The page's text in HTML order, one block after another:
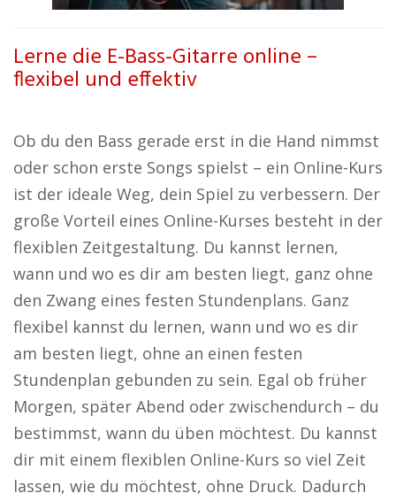
Lerne die E-Bass-Gitarre online –
flexibel und effektiv
Ob du den Bass gerade erst in die Hand nimmst
oder schon erste Songs spielst – ein Online-Kurs
ist der ideale Weg, dein Spiel zu verbessern. Der
große Vorteil eines Online-Kurses besteht in der
flexiblen Zeitgestaltung. Du kannst lernen,
wann und wo es dir am besten liegt, ganz ohne
den Zwang eines festen Stundenplans. Ganz
flexibel kannst du lernen, wann und wo es dir
am besten liegt, ohne an einen festen
Stundenplan gebunden zu sein. Egal ob früher
Morgen, später Abend oder zwischendurch – du
bestimmst, wann du üben möchtest. Du kannst
dir mit einem flexiblen Online-Kurs so viel Zeit
lassen, wie du möchtest, ohne Druck. Dadurch